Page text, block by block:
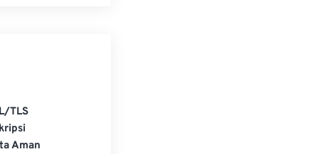
TLS
Aman